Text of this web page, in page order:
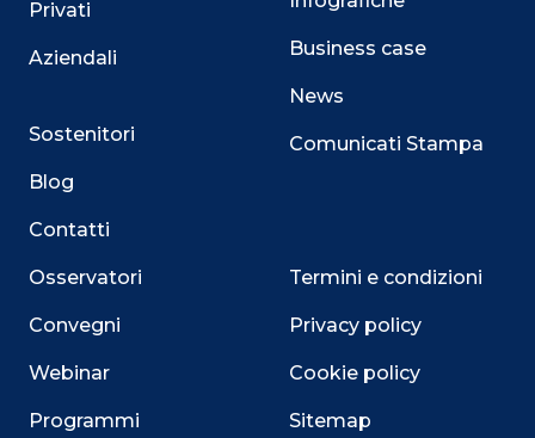
Privati
Aziendali
Sostenitori
Blog
Contatti
Osservatori
Convegni
Webinar
Programmi
Business case
News
Comunicati Stampa
Termini e condizioni
Privacy policy
Cookie policy
Sitemap